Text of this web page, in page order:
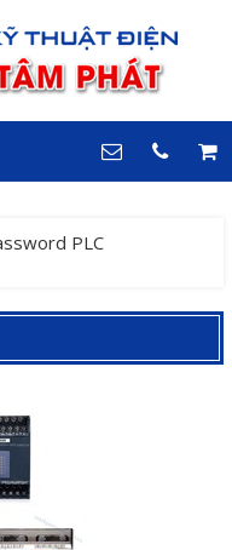
PLC
Hotline
64 đường 24, KDC Hiệp
Dương
Điện thoại
2018. ALL RIGHTS RESERVED